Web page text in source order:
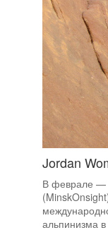
Jordan
В феврале —
альпинизма